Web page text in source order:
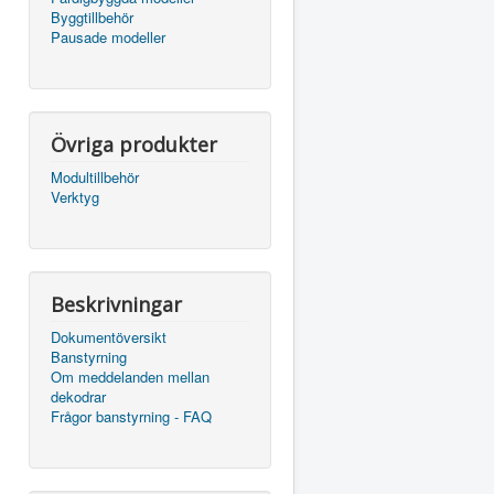
Byggtillbehör
Pausade modeller
Övriga produkter
Modultillbehör
Verktyg
Beskrivningar
Dokumentöversikt
Banstyrning
Om meddelanden mellan
dekodrar
Frågor banstyrning - FAQ